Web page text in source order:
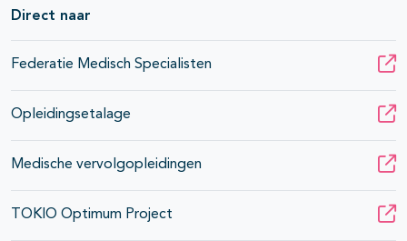
Direct naar
Federatie Medisch Specialisten
Opleidingsetalage
Medische vervolgopleidingen
TOKIO Optimum Project